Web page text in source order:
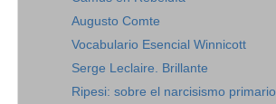
Augusto Comte
Vocabulario Esencial Winnicott
Serge Leclaire. Brillante
Ripesi: sobre el narcisismo primario